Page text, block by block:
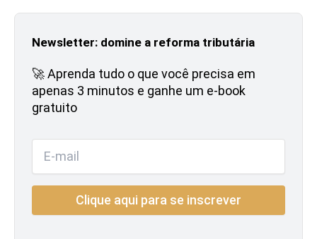
Newsletter: domine a reforma tributária
🚀 Aprenda tudo o que você precisa em
apenas 3 minutos e ganhe um e-book
gratuito